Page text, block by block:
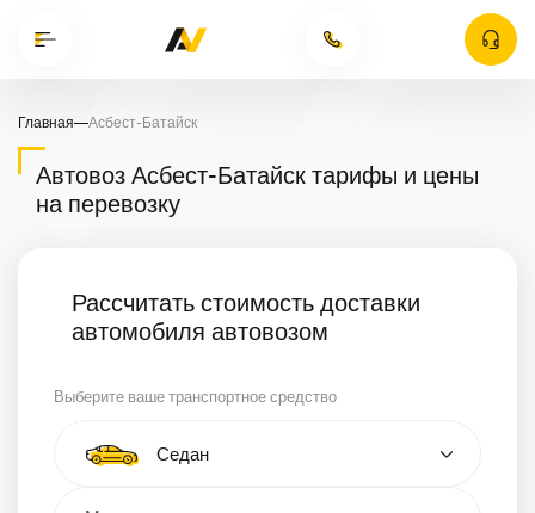
Главная—Асбест-Батайск
Автовоз Асбест-Батайск тарифы и цены
на перевозку
Рассчитать стоимость доставки
автомобиля автовозом
Выберите ваше транспортное средство
Тип автомобиля
Седан
Кроссовер